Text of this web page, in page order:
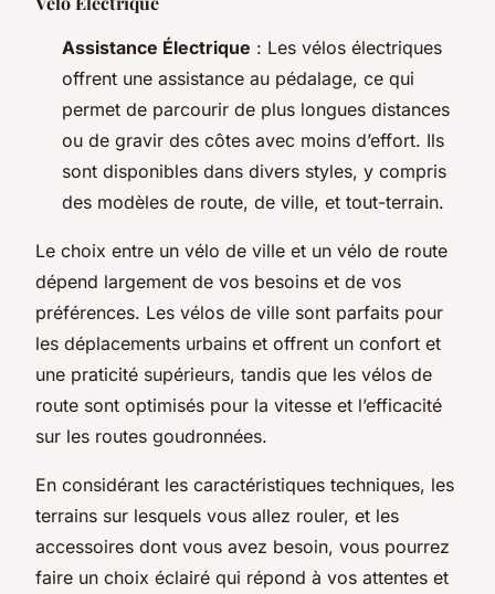
Assistance Électrique : Les vélos électriques
offrent une assistance au pédalage, ce qui
permet de parcourir de plus longues distances
ou de gravir des côtes avec moins d’effort. Ils
sont disponibles dans divers styles, y compris
des modèles de route, de ville, et tout-terrain.
Le choix entre un vélo de ville et un vélo de route
dépend largement de vos besoins et de vos
préférences. Les vélos de ville sont parfaits pour
les déplacements urbains et offrent un confort et
une praticité supérieurs, tandis que les vélos de
route sont optimisés pour la vitesse et l’efficacité
sur les routes goudronnées.
En considérant les caractéristiques techniques, les
terrains sur lesquels vous allez rouler, et les
accessoires dont vous avez besoin, vous pourrez
faire un choix éclairé qui répond à vos attentes et